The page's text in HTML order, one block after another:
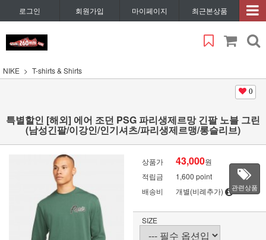
로그인 회원가입 마이페이지 최근본상품
NIKE T-shirts & Shirts
0
특별할인 [해외] 에어 조던 PSG 파리생제르망 긴팔 노블 그린
(남성긴팔/이강인/인기셔츠/파리생제르맹/롱슬리브)
상품가 43,000원
적립금
1,600 point
배송비
개별(비례추가) 관련상품
SIZE